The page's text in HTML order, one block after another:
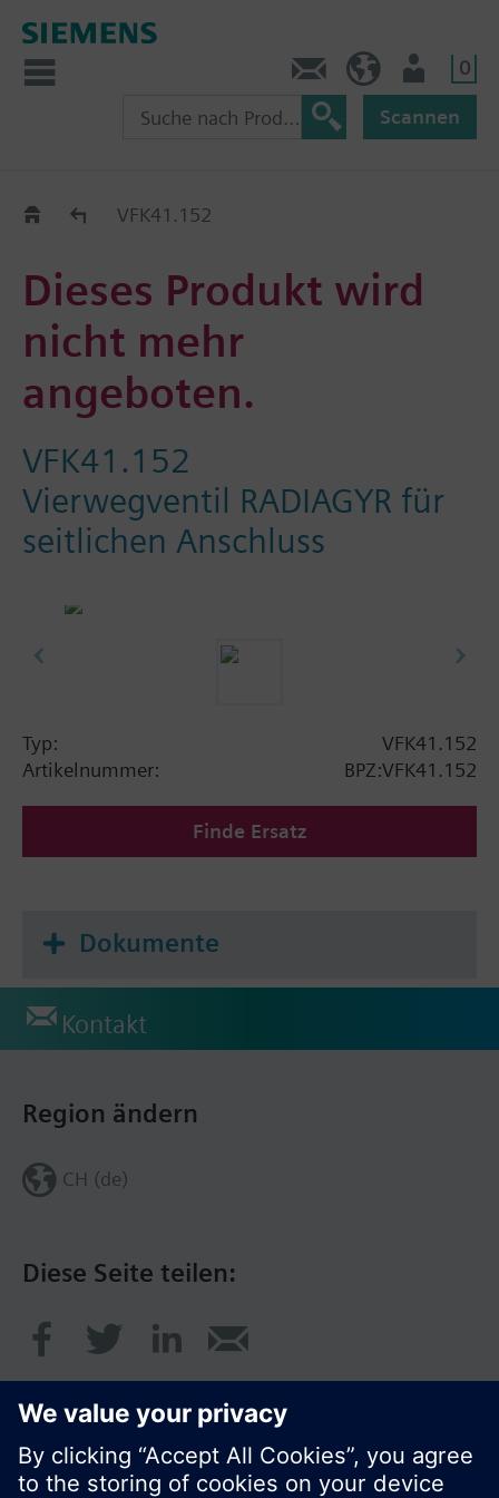
0
Scannen
Old2NewVFK41.152
Dieses Produkt wird
nicht mehr
angeboten.
VFK41.152
Vierwegventil RADIAGYR für
seitlichen Anschluss
Typ:
VFK41.152
Artikelnummer:
BPZ:VFK41.152
Finde Ersatz
Dokumente
Kontakt
Diese Seite teilen:
Region ändern
CH (de)